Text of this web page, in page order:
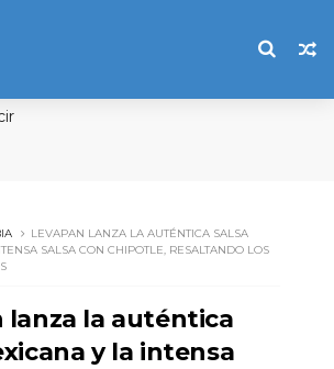
LEVAPAN LANZA LA AUTÉNTICA SALSA
SALSA CON CHIPOTLE, RESALTANDO LOS
lanza la auténtica
y la intensa